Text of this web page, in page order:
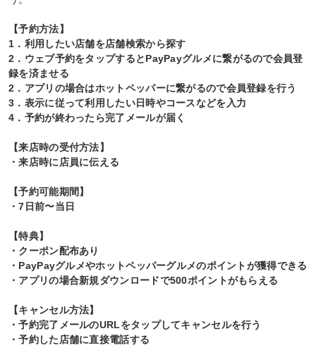
【予約方法】
1．利用したい店舗を店舗検索から探す
2．ウェブ予約をタップするとPayPayグルメに繋がるので会員登
録を済ませる
2．アプリの場合はホットペッパーに繋がるので会員登録を行う
3．表示に従って利用したい日時やコースなどを入力
4．予約が終わったら完了メールが届く
【来店時の受付方法】
・来店時に店員に伝える
【予約可能期間】
・7日前〜当日
【特典】
・クーポン配布あり
・PayPayグルメやホットペッパーグルメのポイントが獲得できる
・アプリの場合新規ダウンロードで500ポイントがもらえる
【キャンセル方法】
・予約完了メールのURLをタップしてキャンセルを行う
・予約した店舗に直接電話する